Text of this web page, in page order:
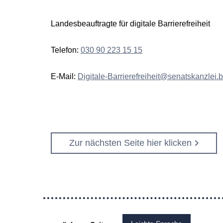
Landesbeauftragte für digitale Barrierefreiheit
Telefon: 030 90 223 15 15
E-Mail: Digitale-
Zur nächsten Seite hier klicken